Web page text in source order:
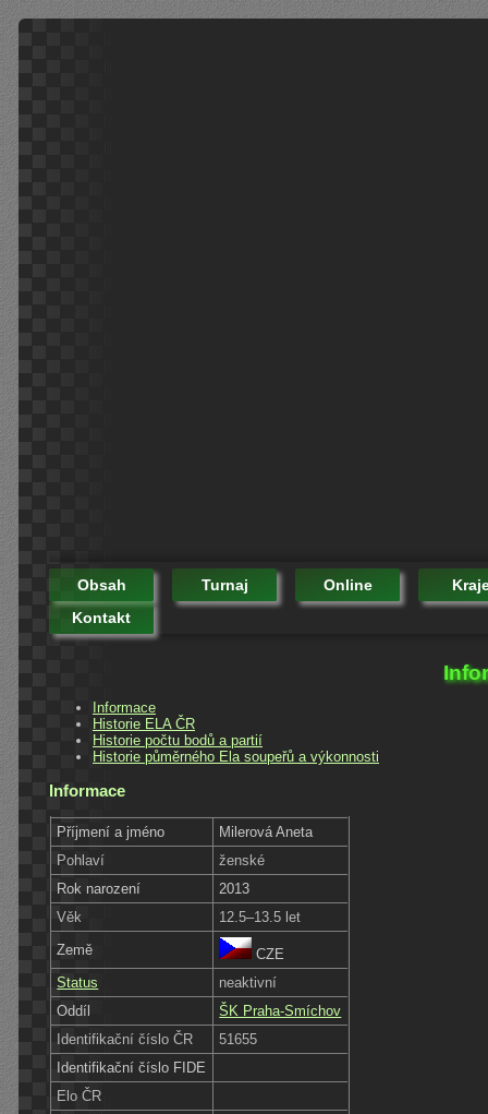
Obsah Turnaj Online
Kontakt
Informace
Historie ELA ČR
Historie počtu bodů a partií
Historie půměrného Ela soupeřů a výkonnosti
Informace
Příjmení a jméno
Milerová Aneta
Pohlaví
ženské
Rok narození
2013
Věk
12.5–13.5 let
Země
CZE
Status
neaktivní
Oddíl
ŠK Praha-Smíchov
Identifikační číslo ČR
51655
Identifikační číslo FIDE
Elo ČR